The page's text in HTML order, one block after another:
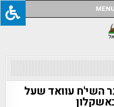
MENU
השי'ח עוואד שעל